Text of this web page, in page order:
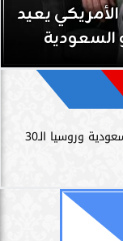
يعيد
السعودية
سامر شقير: اتفاقيات السعودية وروسيا الـ30